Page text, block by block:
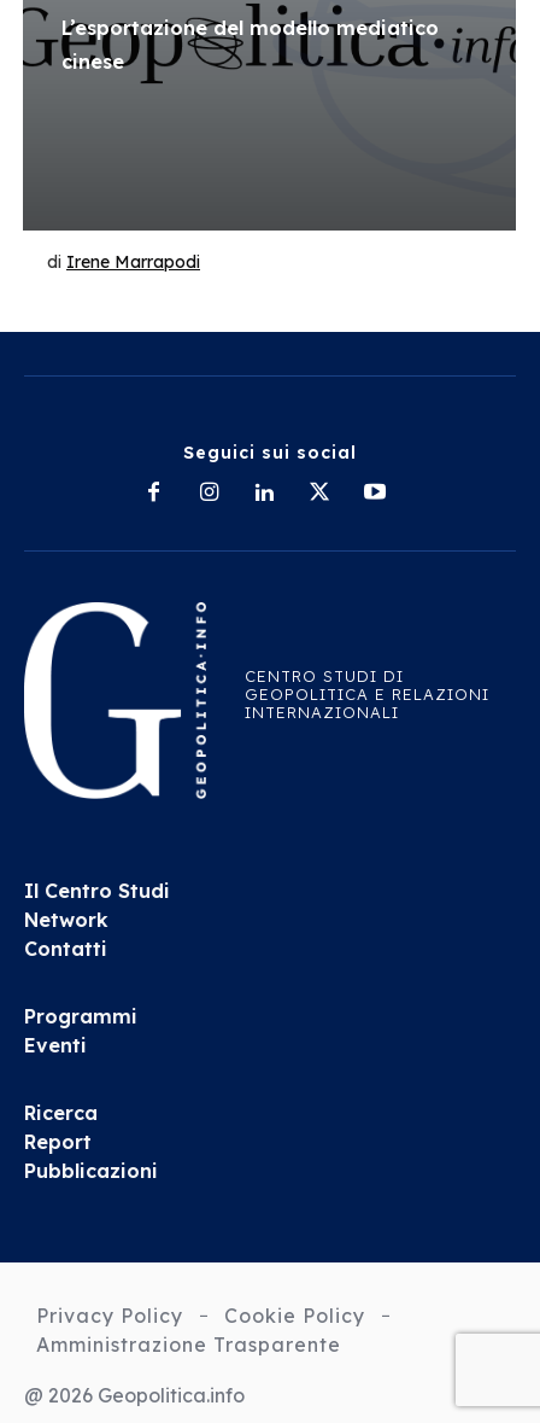
L’esportazione del modello mediatico
cinese
di Irene Marrapodi
Seguici sui social
CENTRO STUDI DI
GEOPOLITICA E RELAZIONI
INTERNAZIONALI
Il Centro Studi
Network
Contatti
Programmi
Eventi
Ricerca
Report
Pubblicazioni
Privacy Policy
Cookie Policy
Amministrazione Trasparente
@ 2026 Geopolitica.info